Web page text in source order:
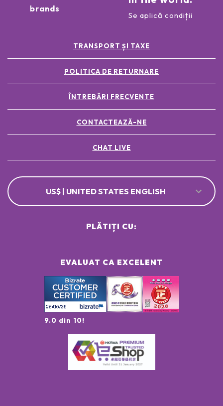
brands
Se aplică condiții
TRANSPORT ȘI TAXE
POLITICA DE RETURNARE
ÎNTREBĂRI FRECVENTE
CONTACTEAZĂ-NE
CHAT LIVE
US$ | UNITED STATES ENGLISH
EVALUAT CA EXCELENT
9.0 din 10!
PLĂTIȚI CU: